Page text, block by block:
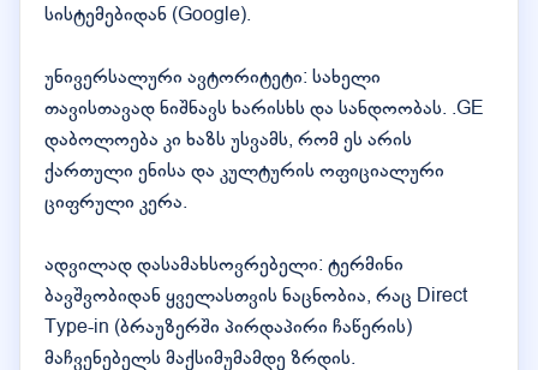
სისტემებიდან (Google).
უნივერსალური ავტორიტეტი: სახელი
თავისთავად ნიშნავს ხარისხს და სანდოობას. .GE
დაბოლოება კი ხაზს უსვამს, რომ ეს არის
ქართული ენისა და კულტურის ოფიციალური
ციფრული კერა.
ადვილად დასამახსოვრებელი: ტერმინი
ბავშვობიდან ყველასთვის ნაცნობია, რაც Direct
Type-in (ბრაუზერში პირდაპირი ჩაწერის)
მაჩვენებელს მაქსიმუმამდე ზრდის.